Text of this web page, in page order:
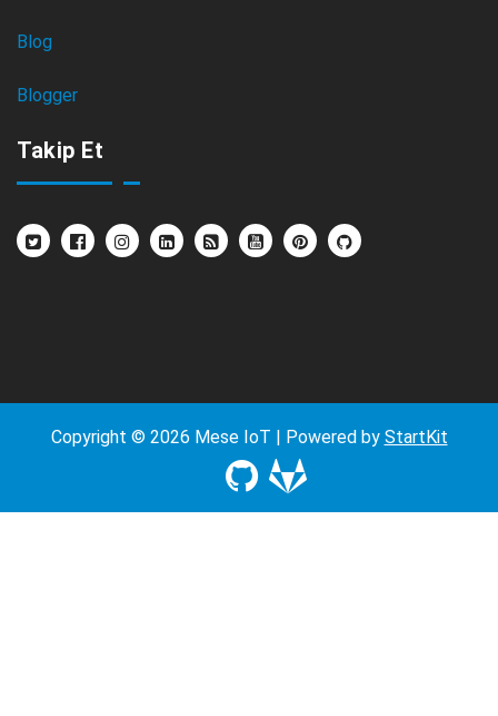
Blog
Blogger
Takip Et
Copyright © 2026 Mese IoT | Powered by StartKit